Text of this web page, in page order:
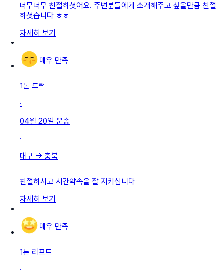
너무너무 친절하셧어요. 주변분들에게 소개해주고 싶을만큼 친절
하셧습니다 ㅎㅎ
자세히 보기
매우 만족
1톤 트럭
·
04월 20일 운송
·
대구 → 충북
친절하시고 시간약속을 잘 지키십니다
자세히 보기
매우 만족
1톤 리프트
·